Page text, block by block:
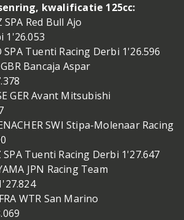
kwalificatie 125cc:
SPA Red Bull Ajo
SPA Tuenti Racing Derbi 1'26.596
Bancaja Aspar
GER Avant Mitsubishi
SWI Stipa-Molenaar Racing
SPA Tuenti Racing Derbi 1'27.647
JPN Racing Team
WTR San Marino